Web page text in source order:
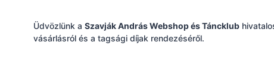
Üdvözlünk a Szavják András Webshop és Táncklub
vásárlásról és a tagsági díjak rendezéséről.